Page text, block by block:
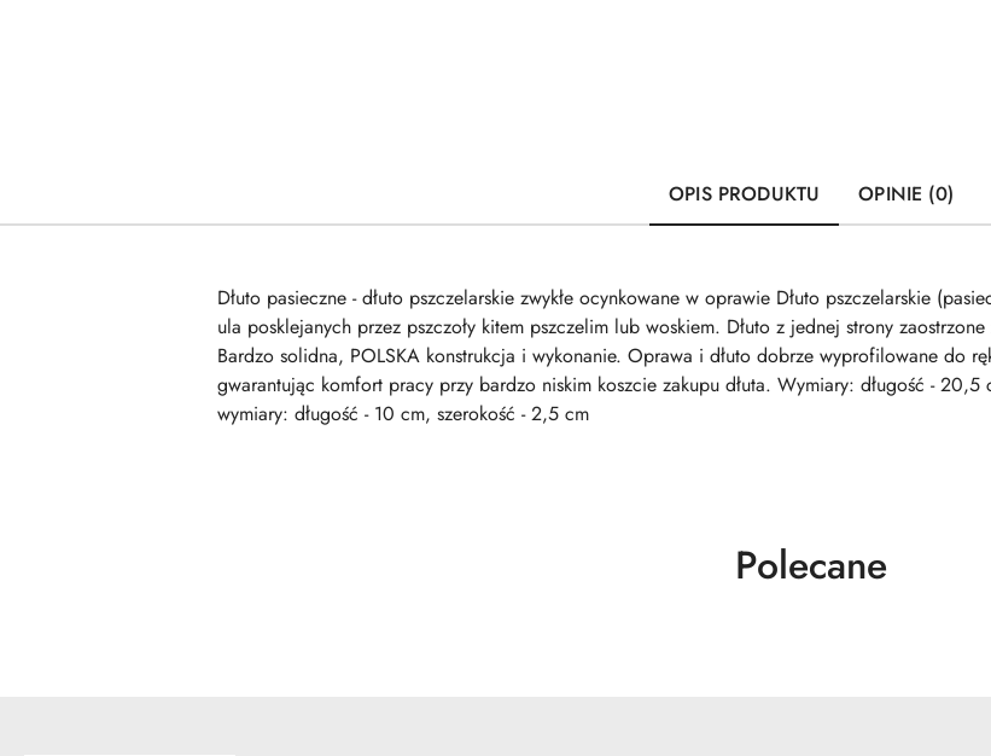
OPIS PRODUKTU OPINIE (0)
Dłuto pasieczne - dłuto pszczelarskie zwykłe ocynkowane w oprawie Dłuto pszczelarskie
ula posklejanych przez pszczoły kitem pszczelim lub woskiem. Dłuto z jednej strony
Bardzo solidna, POLSKA konstrukcja i wykonanie. Oprawa i dłuto dobrze wyprofilowane do
gwarantując komfort pracy przy bardzo niskim koszcie zakupu dłuta. Wymiary: długość -
wymiary: długość - 10 cm, szerokość - 2,5 cm
Produkty
Polecane